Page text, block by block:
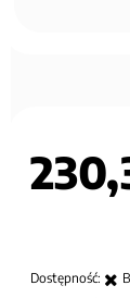
Dostępność: